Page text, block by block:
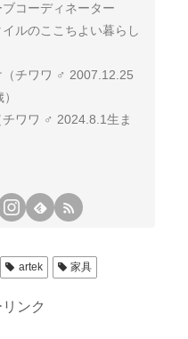
コーディネーター
ルのここちよい暮らし
（チワワ ♂ 2007.12.25
ワ ♂ 2024.8.1生ま
artek 家具
ンク